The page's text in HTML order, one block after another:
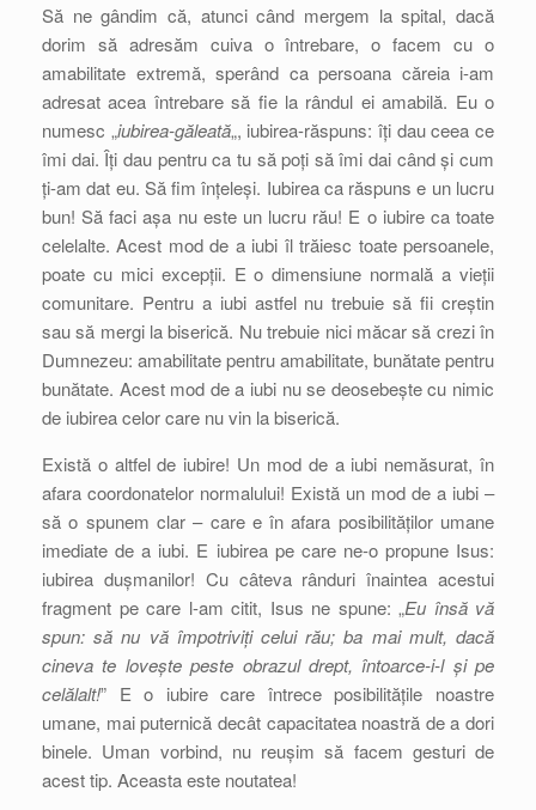
Să ne gândim că, atunci când mergem la spital, dacă
dorim să adresăm cuiva o întrebare, o facem cu o
amabilitate extremă, sperând ca persoana căreia i-am
adresat acea întrebare să fie la rândul ei amabilă. Eu o
numesc „iubirea-găleată„, iubirea-răspuns: îți dau ceea ce
îmi dai. Îți dau pentru ca tu să poți să îmi dai când și cum
ți-am dat eu. Să fim înțeleși. Iubirea ca răspuns e un lucru
bun! Să faci așa nu este un lucru rău! E o iubire ca toate
celelalte. Acest mod de a iubi îl trăiesc toate persoanele,
poate cu mici excepții. E o dimensiune normală a vieții
comunitare. Pentru a iubi astfel nu trebuie să fii creștin
sau să mergi la biserică. Nu trebuie nici măcar să crezi în
Dumnezeu: amabilitate pentru amabilitate, bunătate pentru
bunătate. Acest mod de a iubi nu se deosebește cu nimic
de iubirea celor care nu vin la biserică.
Există o altfel de iubire! Un mod de a iubi nemăsurat, în
afara coordonatelor normalului! Există un mod de a iubi –
să o spunem clar – care e în afara posibilităților umane
imediate de a iubi. E iubirea pe care ne-o propune Isus:
iubirea dușmanilor! Cu câteva rânduri înaintea acestui
fragment pe care l-am citit, Isus ne spune: „Eu însă vă
spun: să nu vă împotriviți celui rău; ba mai mult, dacă
cineva te lovește peste obrazul drept, întoarce-i-l și pe
celălalt!” E o iubire care întrece posibilitățile noastre
umane, mai puternică decât capacitatea noastră de a dori
binele. Uman vorbind, nu reușim să facem gesturi de
acest tip. Aceasta este noutatea!